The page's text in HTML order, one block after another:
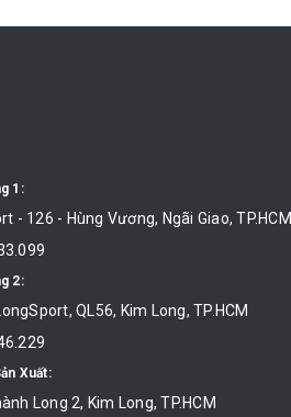
1:
- 126 - Hùng Vương, Ngãi Giao, TP.HCM
2:
QL56, Kim Long, TP.HCM
Xuất:
Long 2, Kim Long, TP.HCM